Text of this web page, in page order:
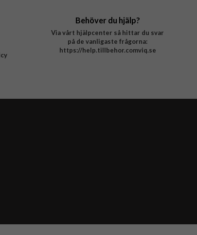
Behöver du hjälp?
Via vårt hjälpcenter så hittar du svar
på de vanligaste frågorna:
https://help.tillbehor.comviq.se